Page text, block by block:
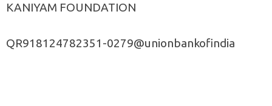
KANIYAM FOUNDATION
QR918124782351-0279@unionbankofindia